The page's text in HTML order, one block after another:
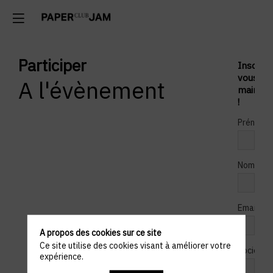
Participer
A l'évènement
vous
!
Prénom
Nom
Email
Société
A propos des cookies sur ce site
Ce site utilise des cookies visant à améliorer votre
expérience.